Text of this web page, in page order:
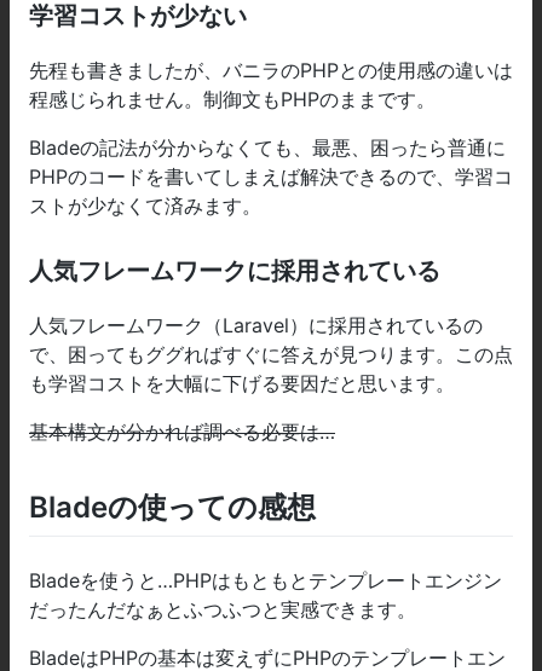
学習コストが少ない
先程も書きましたが、バニラのPHPとの使用感の違いは
程感じられません。制御文もPHPのままです。
Bladeの記法が分からなくても、最悪、困ったら普通に
PHPのコードを書いてしまえば解決できるので、学習コ
ストが少なくて済みます。
人気フレームワークに採用されている
人気フレームワーク（Laravel）に採用されているの
で、困ってもググればすぐに答えが見つります。この点
も学習コストを大幅に下げる要因だと思います。
基本構文が分かれば調べる必要は…
Bladeの使っての感想
Bladeを使うと…PHPはもともとテンプレートエンジン
だったんだなぁとふつふつと実感できます。
BladeはPHPの基本は変えずにPHPのテンプレートエン